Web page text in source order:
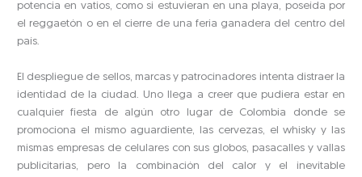
potencia en vatios, como si estuvieran en una playa, poseída por
el reggaetón o en el cierre de una feria ganadera del centro del
país.
El despliegue de sellos, marcas y patrocinadores intenta distraer la
identidad de la ciudad. Uno llega a creer que pudiera estar en
cualquier fiesta de algún otro lugar de Colombia donde se
promociona el mismo aguardiente, las cervezas, el whisky y las
mismas empresas de celulares con sus globos, pasacalles y vallas
publicitarias, pero la combinación del calor y el inevitable